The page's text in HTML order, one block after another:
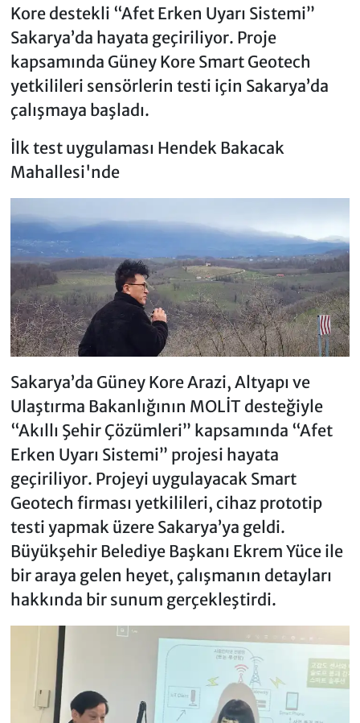
Kore destekli “Afet Erken Uyarı Sistemi”
Sakarya’da hayata geçiriliyor. Proje
kapsamında Güney Kore Smart Geotech
yetkilileri sensörlerin testi için Sakarya’da
çalışmaya başladı.
İlk test uygulaması Hendek Bakacak
Mahallesi'nde
Sakarya’da Güney Kore Arazi, Altyapı ve
Ulaştırma Bakanlığının MOLİT desteğiyle
“Akıllı Şehir Çözümleri” kapsamında “Afet
Erken Uyarı Sistemi” projesi hayata
geçiriliyor. Projeyi uygulayacak Smart
Geotech firması yetkilileri, cihaz prototip
testi yapmak üzere Sakarya’ya geldi.
Büyükşehir Belediye Başkanı Ekrem Yüce ile
bir araya gelen heyet, çalışmanın detayları
hakkında bir sunum gerçekleştirdi.